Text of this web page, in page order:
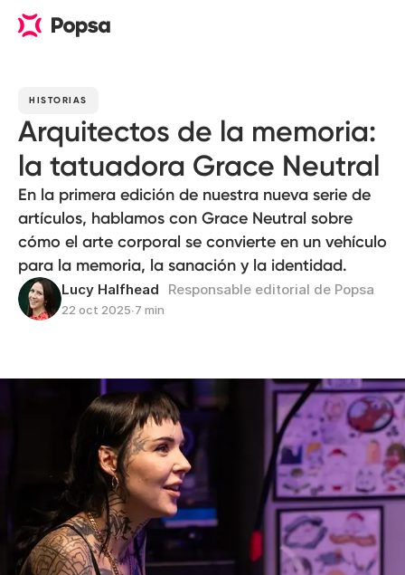
HISTORIAS
Arquitectos de la memoria:
la tatuadora Grace Neutral
En la primera edición de nuestra nueva serie de
artículos, hablamos con Grace Neutral sobre
cómo el arte corporal se convierte en un vehículo
para la memoria, la sanación y la identidad.
Lucy Halfhead Responsable editorial de Popsa
22 oct 2025∙7 min